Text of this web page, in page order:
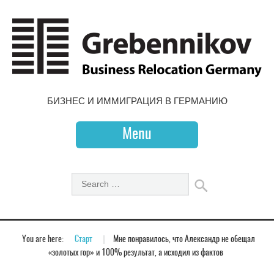
БИЗНЕС И ИММИГРАЦИЯ В ГЕРМАНИЮ
Menu
You are here: Старт
Мне понравилось, что Александр не обещал
«золотых гор» и 100% результат, а исходил из фактов